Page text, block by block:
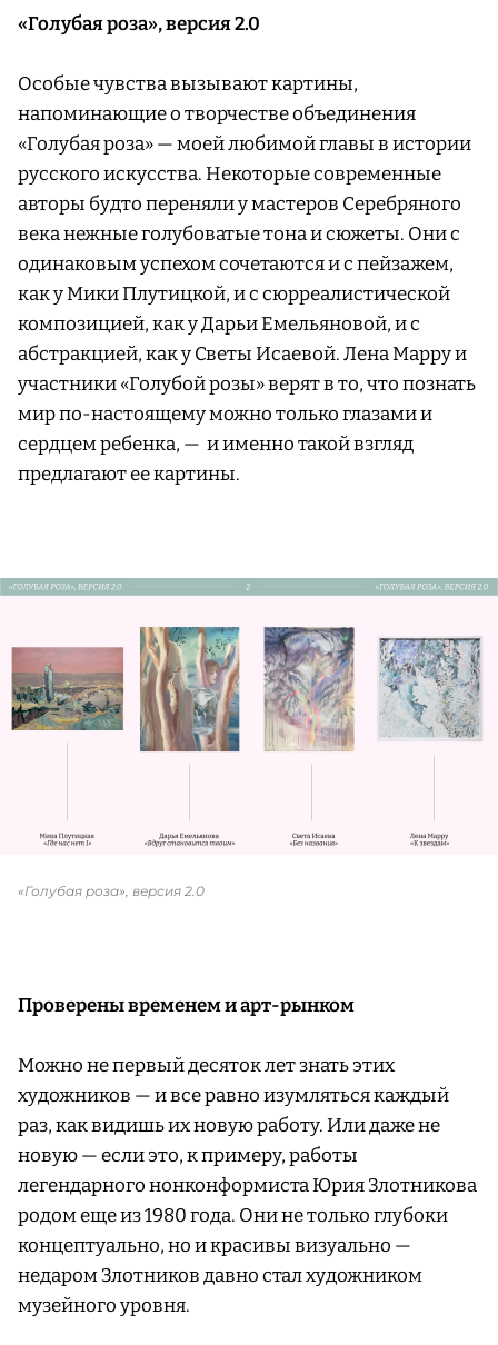
«Голубая роза», версия 2.0
Особые чувства вызывают картины,
напоминающие о творчестве объединения
«Голубая роза» — моей любимой главы в истории
русского искусства. Некоторые современные
авторы будто переняли у мастеров Серебряного
века нежные голубоватые тона и сюжеты. Они с
одинаковым успехом сочетаются и с пейзажем,
как у Мики Плутицкой, и с сюрреалистической
композицией, как у Дарьи Емельяновой, и с
абстракцией, как у Светы Исаевой. Лена Марру и
участники «Голубой розы» верят в то, что познать
мир по-настоящему можно только глазами и
сердцем ребенка, — и именно такой взгляд
предлагают ее картины.
«Голубая роза», версия 2.0
Проверены временем и арт-рынком
Можно не первый десяток лет знать этих
художников — и все равно изумляться каждый
раз, как видишь их новую работу. Или даже не
новую — если это, к примеру, работы
легендарного нонконформиста Юрия Злотникова
родом еще из 1980 года. Они не только глубоки
концептуально, но и красивы визуально —
недаром Злотников давно стал художником
музейного уровня.